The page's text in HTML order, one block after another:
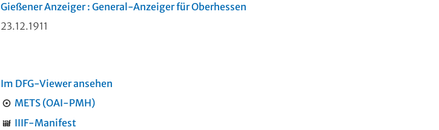
Gießener Anzeiger : General-Anzeiger für Oberhessen
23.12.1911
Im DFG-Viewer ansehen
METS (OAI-PMH)
IIIF-Manifest